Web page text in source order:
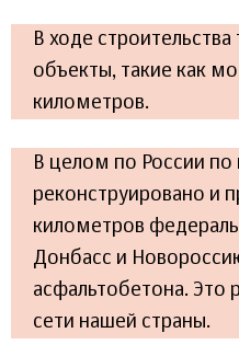
В ходе
объекты, такие как
километров.
В целом по России по
реконструировано и
километров
Донбасс и
асфальтобетона.
сети нашей страны.